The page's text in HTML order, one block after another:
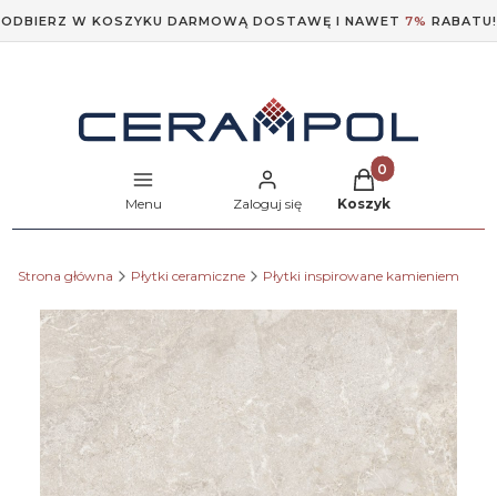
ODBIERZ W KOSZYKU DARMOWĄ DOSTAWĘ I NAWET 7% RABATU!
Menu Zaloguj się
Produkty w
Koszyk
Strona główna Płytki ceramiczne Płytki inspirowane kamieniem